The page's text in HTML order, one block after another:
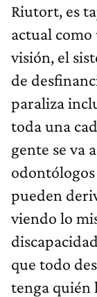
Riutort, es
actual como
visión, el
de
paraliza
toda una
gente se va
odontólogos
pueden
viendo lo
que todo
tenga quién